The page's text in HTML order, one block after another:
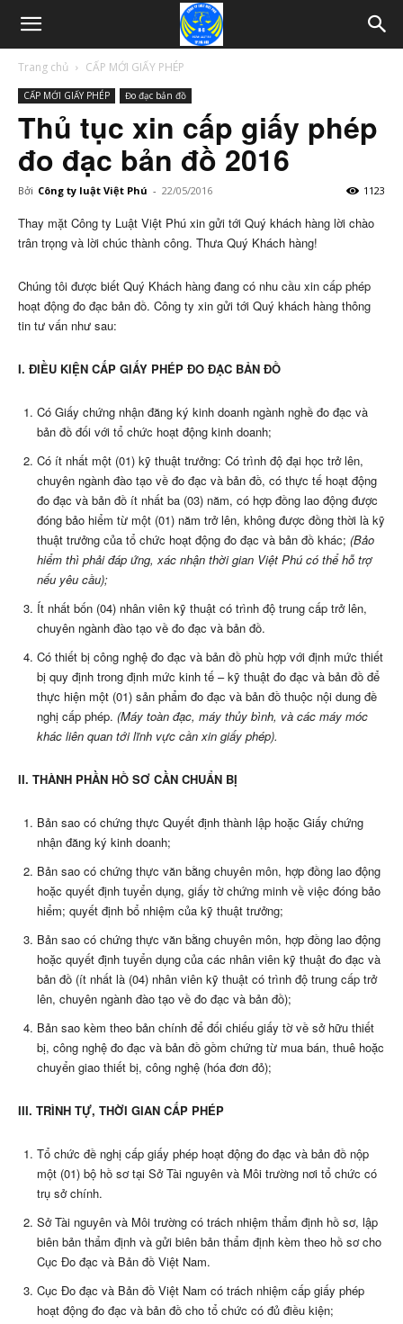
Trang chủ CẤP MỚI GIẤY PHÉP
CẤP MỚI GIẤY PHÉP Đo đạc bản đồ
Thủ tục xin cấp giấy phép
đo đạc bản đồ 2016
Bởi Công ty luật Việt Phú - 22/05/2016 1123
Thay mặt Công ty Luật Việt Phú xin gửi tới Quý khách hàng lời chào
trân trọng và lời chúc thành công. Thưa Quý Khách hàng!
Chúng tôi được biết Quý Khách hàng đang có nhu cầu xin cấp phép
hoạt động đo đạc bản đồ. Công ty xin gửi tới Quý khách hàng thông
tin tư vấn như sau:
I. ĐIỀU KIỆN CẤP GIẤY PHÉP ĐO ĐẠC BẢN ĐỒ
Có Giấy chứng nhận đăng ký kinh doanh ngành nghề đo đạc và
bản đồ đối với tổ chức hoạt động kinh doanh;
Có ít nhất một (01) kỹ thuật trưởng: Có trình độ đại học trở lên,
chuyên ngành đào tạo về đo đạc và bản đồ, có thực tế hoạt động
đo đạc và bản đồ ít nhất ba (03) năm, có hợp đồng lao động được
đóng bảo hiểm từ một (01) năm trở lên, không được đồng thời là kỹ
thuật trưởng của tổ chức hoạt động đo đạc và bản đồ khác; (Bảo
hiểm thì phải đáp ứng, xác nhận thời gian Việt Phú có thể hỗ trợ
nếu yêu cầu);
Ít nhất bốn (04) nhân viên kỹ thuật có trình độ trung cấp trở lên,
chuyên ngành đào tạo về đo đạc và bản đồ.
Có thiết bị công nghệ đo đạc và bản đồ phù hợp với định mức thiết
bị quy định trong định mức kinh tế – kỹ thuật đo đạc và bản đồ để
thực hiện một (01) sản phẩm đo đạc và bản đồ thuộc nội dung đề
nghị cấp phép. (Máy toàn đạc, máy thủy bình, và các máy móc
khác liên quan tới lĩnh vực cần xin giấy phép).
II. THÀNH PHẦN HỒ SƠ CẦN CHUẨN BỊ
Bản sao có chứng thực Quyết định thành lập hoặc Giấy chứng
nhận đăng ký kinh doanh;
Bản sao có chứng thực văn bằng chuyên môn, hợp đồng lao động
hoặc quyết định tuyển dụng, giấy tờ chứng minh về việc đóng bảo
hiểm; quyết định bổ nhiệm của kỹ thuật trưởng;
Bản sao có chứng thực văn bằng chuyên môn, hợp đồng lao động
hoặc quyết định tuyển dụng của các nhân viên kỹ thuật đo đạc và
bản đồ (ít nhất là (04) nhân viên kỹ thuật có trình độ trung cấp trở
lên, chuyên ngành đào tạo về đo đạc và bản đồ);
Bản sao kèm theo bản chính để đối chiếu giấy tờ về sở hữu thiết
bị, công nghệ đo đạc và bản đồ gồm chứng từ mua bán, thuê hoặc
chuyển giao thiết bị, công nghệ (hóa đơn đỏ);
III. TRÌNH TỰ, THỜI GIAN CẤP PHÉP
Tổ chức đề nghị cấp giấy phép hoạt động đo đạc và bản đồ nộp
một (01) bộ hồ sơ tại Sở Tài nguyên và Môi trường nơi tổ chức có
trụ sở chính.
Sở Tài nguyên và Môi trường có trách nhiệm thẩm định hồ sơ, lập
biên bản thẩm định và gửi biên bản thẩm định kèm theo hồ sơ cho
Cục Đo đạc và Bản đồ Việt Nam.
Cục Đo đạc và Bản đồ Việt Nam có trách nhiệm cấp giấy phép
hoạt động đo đạc và bản đồ cho tổ chức có đủ điều kiện;